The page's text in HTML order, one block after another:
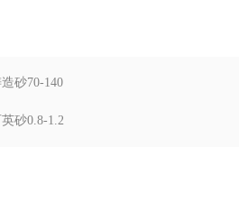
砂70-140
砂0.8-1.2